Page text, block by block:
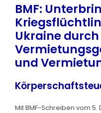
BMF:
Ukraine durch
und
Mit BMF-Schreiben vom 5.